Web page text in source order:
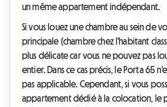
un même appartement indépendant.
Si vous louez une chambre au sein de
principale (chambre chez l'habitant
plus délicate car vous ne pouvez pas
entier. Dans ce cas précis, le Porta 65
pas applicable. Cependant, si vous
appartement dédié à la colocation, le